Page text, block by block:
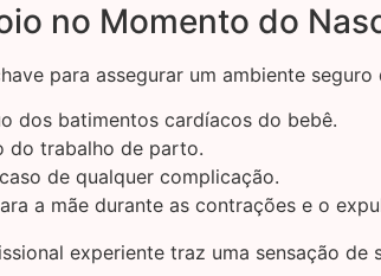
no Momento do
para assegurar um ambiente
dos batimentos cardíacos do bebê.
do trabalho de parto.
de qualquer complicação.
a mãe durante as contrações e o
experiente traz uma sensação